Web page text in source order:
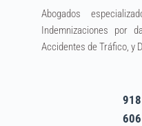
Abogados
Indemnizaciones por
Accidentes de Tráfico, y